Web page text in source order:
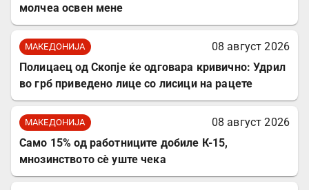
молчеа освен мене
МАКЕДОНИЈА
08 август 2026
Полицаец од Скопје ќе одговара кривично: Удрил
во грб приведено лице со лисици на рацете
МАКЕДОНИЈА
08 август 2026
Само 15% од работниците добиле К-15,
мнозинството сè уште чека